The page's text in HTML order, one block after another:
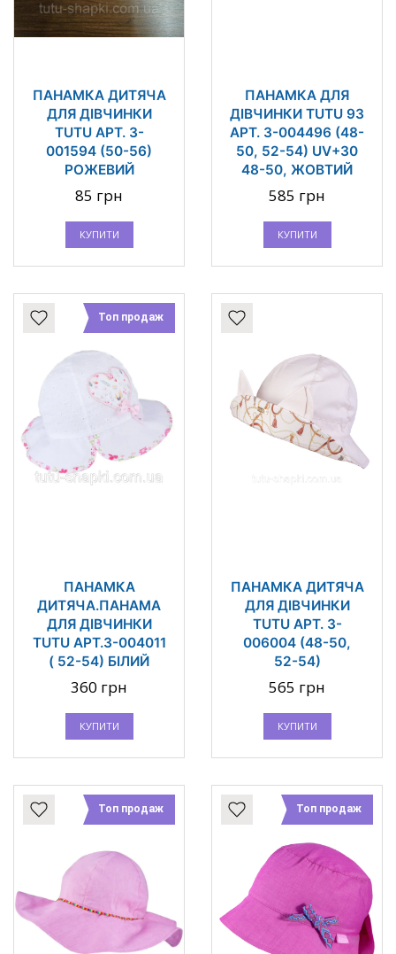
ПАНАМКА ДИТЯЧА
ДЛЯ ДІВЧИНКИ
TUTU АРТ. 3-
001594 (50-56)
РОЖЕВИЙ
85 грн
КУПИТИ
ПАНАМКА ДЛЯ
ДІВЧИНКИ TUTU 93
АРТ. 3-004496 (48-
50, 52-54) UV+30
48-50, ЖОВТИЙ
585 грн
КУПИТИ
Топ продаж
ПАНАМКА
ДИТЯЧА.ПАНАМА
ДЛЯ ДІВЧИНКИ
TUTU АРТ.3-004011
( 52-54) БІЛИЙ
360 грн
КУПИТИ
ПАНАМКА ДИТЯЧА
ДЛЯ ДІВЧИНКИ
TUTU АРТ. 3-
006004 (48-50,
52-54)
565 грн
КУПИТИ
Топ продаж Топ продаж